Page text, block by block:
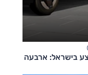
בישראל: ארבעה דגמים